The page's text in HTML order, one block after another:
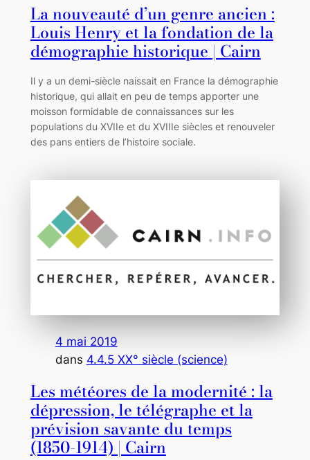
La nouveauté d’un genre ancien :
Louis Henry et la fondation de la
démographie historique | Cairn
Il y a un demi-siècle naissait en France la démographie
historique, qui allait en peu de temps apporter une
moisson formidable de connaissances sur les
populations du XVIIe et du XVIIIe siècles et renouveler
des pans entiers de l’histoire sociale.
4 mai 2019
dans 4.4.5 XX° siècle (science)
Les météores de la modernité : la
dépression, le télégraphe et la
prévision savante du temps
(1850-1914) | Cairn